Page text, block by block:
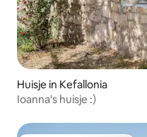
Huisje in Kefallonia
Ioanna's huisje :)